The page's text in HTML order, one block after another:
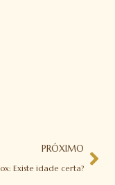
PRÓXIMO
Existe idade certa?